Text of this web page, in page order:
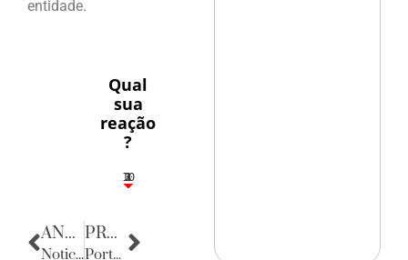
entidade.
Qual
sua
reação
?
3
1
1
2
10
ANTERIOR
Noticias de Alagoas
PRÓXIMA
Porta Retratos